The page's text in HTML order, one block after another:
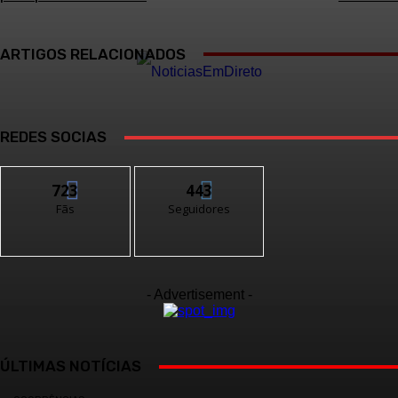
ARTIGOS RELACIONADOS
REDES SOCIAS
723
Fãs
443
Seguidores
- Advertisement -
ÚLTIMAS NOTÍCIAS